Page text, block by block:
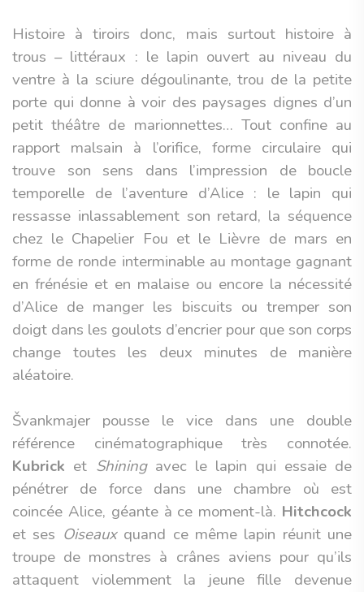
Histoire à tiroirs donc, mais surtout histoire à
trous – littéraux : le lapin ouvert au niveau du
ventre à la sciure dégoulinante, trou de la petite
porte qui donne à voir des paysages dignes d’un
petit théâtre de marionnettes… Tout confine au
rapport malsain à l’orifice, forme circulaire qui
trouve son sens dans l’impression de boucle
temporelle de l’aventure d’Alice : le lapin qui
ressasse inlassablement son retard, la séquence
chez le Chapelier Fou et le Lièvre de mars en
forme de ronde interminable au montage gagnant
en frénésie et en malaise ou encore la nécessité
d’Alice de manger les biscuits ou tremper son
doigt dans les goulots d’encrier pour que son corps
change toutes les deux minutes de manière
aléatoire.
Švankmajer pousse le vice dans une double
référence cinématographique très connotée.
Kubrick et Shiningavec le lapin qui essaie de
pénétrer de force dans une chambre où est
coincée Alice, géante à ce moment-là. Hitchcock
et ses Oiseauxquand ce même lapin réunit une
troupe de monstres à crânes aviens pour qu’ils
attaquent violemment la jeune fille devenue